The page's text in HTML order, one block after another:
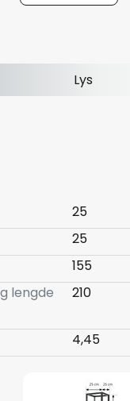
Lys
25
25
155
lengde
210
4,45